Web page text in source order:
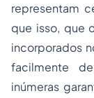
representam
que isso, que
incorporados
facilmente
inúmeras